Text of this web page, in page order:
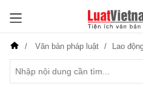
Văn bản pháp luật Lao